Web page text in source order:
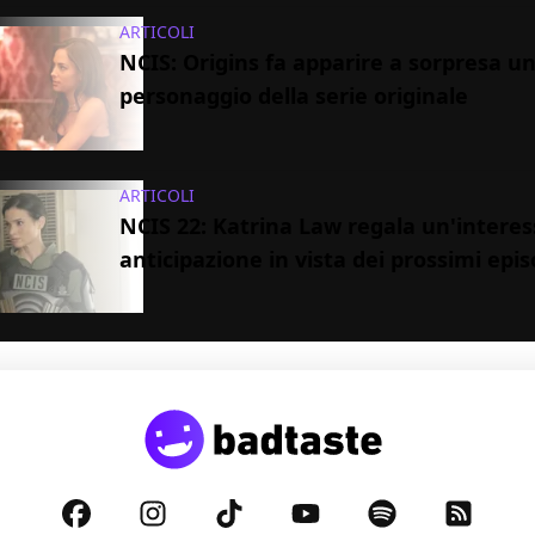
ARTICOLI
NCIS: Origins fa apparire a sorpresa un
personaggio della serie originale
ARTICOLI
NCIS 22: Katrina Law regala
anticipazione in vista dei prossimi